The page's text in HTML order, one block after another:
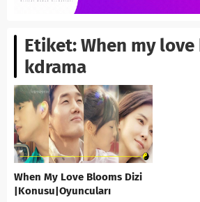
Etiket:When my
kdrama
When My Love Blooms Dizi
|Konusu|Oyuncuları